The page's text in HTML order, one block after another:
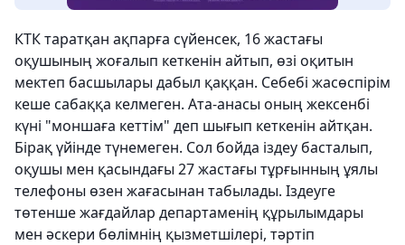
КТК таратқан ақпарға сүйенсек, 16 жастағы
оқушының жоғалып кеткенін айтып, өзі оқитын
мектеп басшылары дабыл қаққан. Себебі жасөспірім
кеше сабаққа келмеген. Ата-анасы оның жексенбі
күні "моншаға кеттім" деп шығып кеткенін айтқан.
Бірақ үйінде түнемеген. Сол бойда іздеу басталып,
оқушы мен қасындағы 27 жастағы тұрғынның ұялы
телефоны өзен жағасынан табылады. Іздеуге
төтенше жағдайлар департаменің құрылымдары
мен әскери бөлімнің қызметшілері, тәртіп